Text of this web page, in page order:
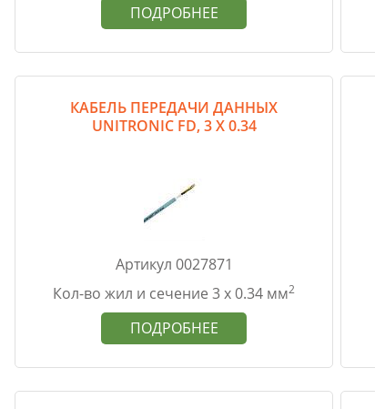
ПОДРОБНЕЕ
КАБЕЛЬ ПЕРЕДАЧИ ДАННЫХ
UNITRONIC FD, 3 Х 0.34
Артикул 0027871
Кол-во жил и сечение 3 х 0.34 мм2
ПОДРОБНЕЕ